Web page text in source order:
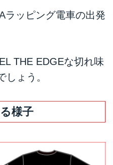
ラッピング電車の出発
THE EDGEな切れ味
ょう。
様子